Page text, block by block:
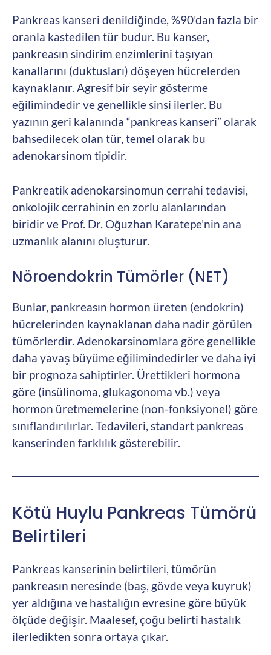
Pankreas kanseri denildiğinde, %90’dan fazla bir
oranla kastedilen tür budur. Bu kanser,
pankreasın sindirim enzimlerini taşıyan
kanallarını (duktusları) döşeyen hücrelerden
kaynaklanır. Agresif bir seyir gösterme
eğilimindedir ve genellikle sinsi ilerler. Bu
yazının geri kalanında “pankreas kanseri” olarak
bahsedilecek olan tür, temel olarak bu
adenokarsinom tipidir.
Pankreatik adenokarsinomun cerrahi tedavisi,
onkolojik cerrahinin en zorlu alanlarından
biridir ve Prof. Dr. Oğuzhan Karatepe’nin ana
uzmanlık alanını oluşturur.
Nöroendokrin Tümörler (NET)
Bunlar, pankreasın hormon üreten (endokrin)
hücrelerinden kaynaklanan daha nadir görülen
tümörlerdir. Adenokarsinomlara göre genellikle
daha yavaş büyüme eğilimindedirler ve daha iyi
bir prognoza sahiptirler. Ürettikleri hormona
göre (insülinoma, glukagonoma vb.) veya
hormon üretmemelerine (non-fonksiyonel) göre
sınıflandırılırlar. Tedavileri, standart pankreas
kanserinden farklılık gösterebilir.
Kötü Huylu Pankreas Tümörü
Belirtileri
Pankreas kanserinin belirtileri, tümörün
pankreasın neresinde (baş, gövde veya kuyruk)
yer aldığına ve hastalığın evresine göre büyük
ölçüde değişir. Maalesef, çoğu belirti hastalık
ilerledikten sonra ortaya çıkar.